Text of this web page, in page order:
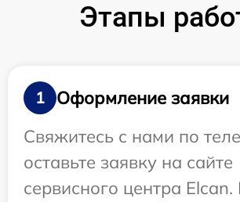
Этапы
1
Оформление заявки
Свяжитесь с нами по
оставьте заявку на сайте
сервисного центра